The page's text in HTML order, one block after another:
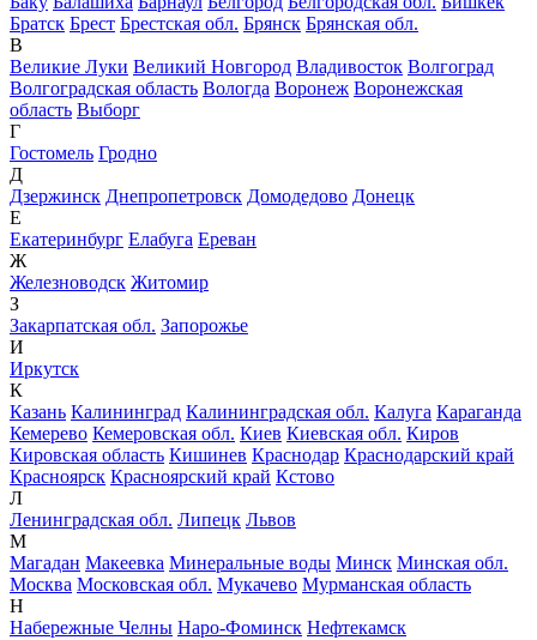
Братск Брест Брестская обл. Брянск Брянская обл.
В
Великие Луки Великий Новгород Владивосток Волгоград
Волгоградская область Вологда Воронеж Воронежская
область Выборг
Г
Гостомель Гродно
Д
Дзержинск Днепропетровск Домодедово Донецк
Е
Екатеринбург Елабуга Ереван
Ж
Железноводск Житомир
З
Закарпатская обл. Запорожье
И
Иркутск
К
Казань Калининград Калининградская обл. Калуга Караганда
Кемерево Кемеровская обл. Киев Киевская обл. Киров
Кировская область Кишинев Краснодар Краснодарский край
Красноярск Красноярский край Кстово
Л
Ленинградская обл. Липецк Львов
М
Магадан Макеевка Минеральные воды Минск Минская обл.
Москва Московская обл. Мукачево Мурманская область
Н
Набережные Челны Наро-Фоминск Нефтекамск